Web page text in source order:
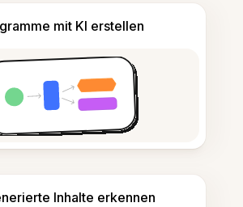
mit KI erstellen
Inhalte erkennen